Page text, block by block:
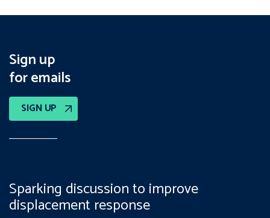
Sign up
for emails
SIGN UP
Sparking discussion to improve
displacement response